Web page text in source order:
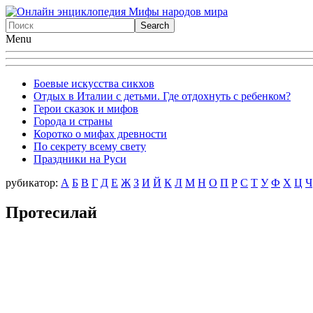
Menu
Боевые искусства сикхов
Отдых в Италии с детьми. Где отдохнуть с ребенком?
Герои сказок и мифов
Города и страны
Коротко о мифах древности
По секрету всему свету
Праздники на Руси
рубикатор: А Б В Г Д Е Ж З И Й К Л М Н О П Р С Т У Ф X Ц Ч
Протесилай